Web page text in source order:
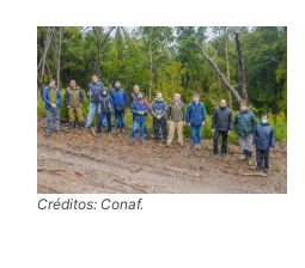
Créditos: Conaf.